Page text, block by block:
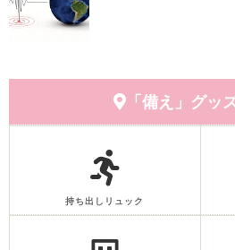
「備え」グッ
持ち出しリュック